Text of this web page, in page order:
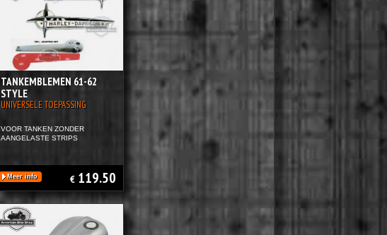
TANKEMBLEMEN 61-62
STYLE
UNIVERSELE TOEPASSING
VOOR TANKEN ZONDER
AANGELASTE STRIPS
Meer info € 119.50